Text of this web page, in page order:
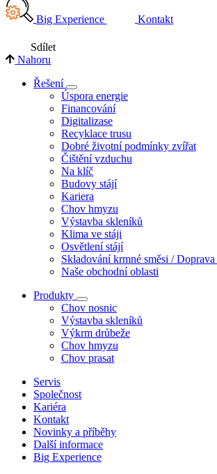
Big Experience Kontakt
Sdílet
Nahoru
Řešení
Úspora energie
Financování
Digitalizase
Recyklace trusu
Dobré životní podmínky zvířat
Čištění vzduchu
Na klíč
Budovy stájí
Kariera
Chov hmyzu
Výstavba skleníků
Klima ve stáji
Osvětlení stájí
Skladování krmné směsi / Doprava
Naše obchodní oblasti
Produkty
Chov nosnic
Výstavba skleníků
Výkrm drůbeže
Chov hmyzu
Chov prasat
Servis
Společnost
Kariéra
Kontakt
Novinky a příběhy
Další informace
Big Experience